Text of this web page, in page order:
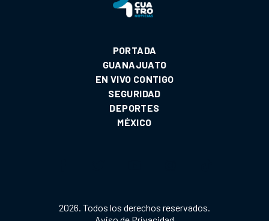
PORTADA
GUANAJUATO
EN VIVO CONTIGO
SEGURIDAD
DEPORTES
MÉXICO
2026. Todos los derechos reservados.